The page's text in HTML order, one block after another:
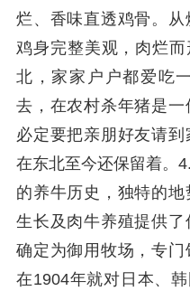
烂、香味直透鸡骨。从
鸡身完整美观，肉烂
北，家家户户都爱吃
去，在农村杀年猪是
必定要把亲朋好友请
在东北至今还保留着。
的养牛历史，独特的
生长及肉牛养殖提供
确定为御用牧场，专
在1904年就对日本、